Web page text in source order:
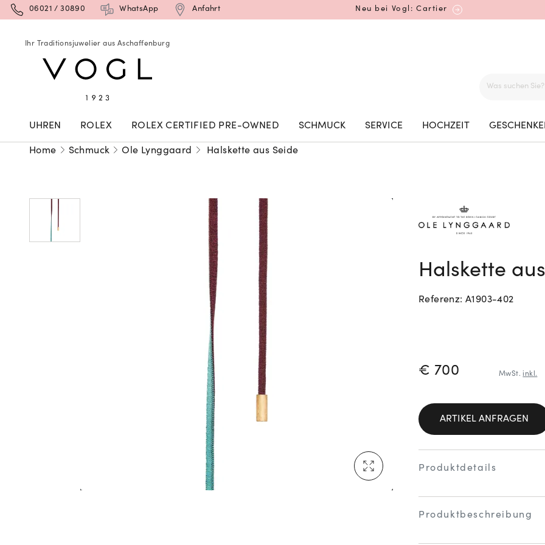
06021 / 30890 WhatsApp Anfahrt Neu bei Vogl: Cartier
Mehr erfahren: Ikonische Uhren von Cartier
Neu bei Vogl: Uhren von Grand Seiko
Rolex Certified Pre-Owned entdecken
Ihr Traditionsjuwelier aus Aschaffenburg
UHREN ROLEX ROLEX CERTIFIED PRE-OWNED SCHMUCK SERVICE HOCHZEIT
Home Schmuck Ole Lynggaard Halskette aus Seide
Halskette
Referenz: A1903-402
€ 700 MwSt. inkl.
ARTIKEL ANFRAGEN
Produktdetails
Produktbeschreibung